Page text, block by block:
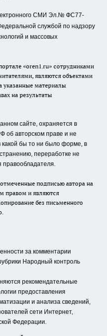
СМИ Эл.№ ФС77-
службой по надзору
и массовых
«oren1.ru» сотрудниками
являются объектами
указанные материалы
на результаты
сайте, охраняется в
об авторском праве и не
бы то ни было форме, в
переработке не
правообладателя.
подписью автора на
правом и являются
без письменного
за комментарии
Народный контроль
рекомендательные
предоставления
и анализа сведений,
сети Интернет,
Федерации.